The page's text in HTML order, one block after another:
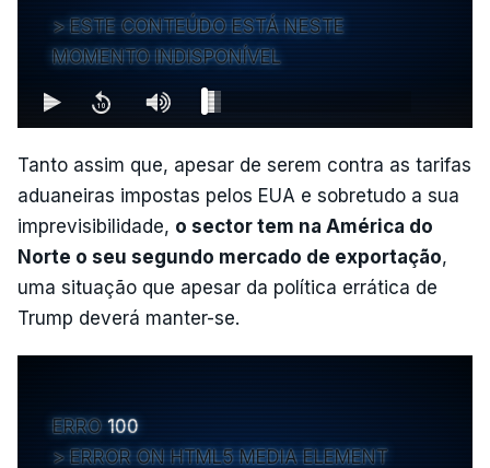
ESTE CONTEÚDO ESTÁ NESTE
MOMENTO INDISPONÍVEL
Tanto assim que, apesar de serem contra as tarifas
aduaneiras impostas pelos EUA e sobretudo a sua
imprevisibilidade, o sector tem na América do
Norte o seu segundo mercado de exportação,
uma situação que apesar da política errática de
Trump deverá manter-se.
ERRO 100
ERROR ON HTML5 MEDIA ELEMENT